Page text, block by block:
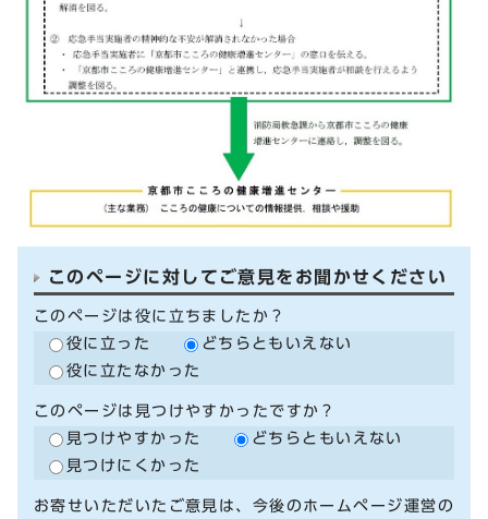
このページに対してご意見をお聞かせください
このページは役に立ちましたか？
役に立った
どちらともいえない
役に立たなかった
このページは見つけやすかったですか？
見つけやすかった
どちらともいえない
見つけにくかった
お寄せいただいたご意見は、今後のホームページ運営の